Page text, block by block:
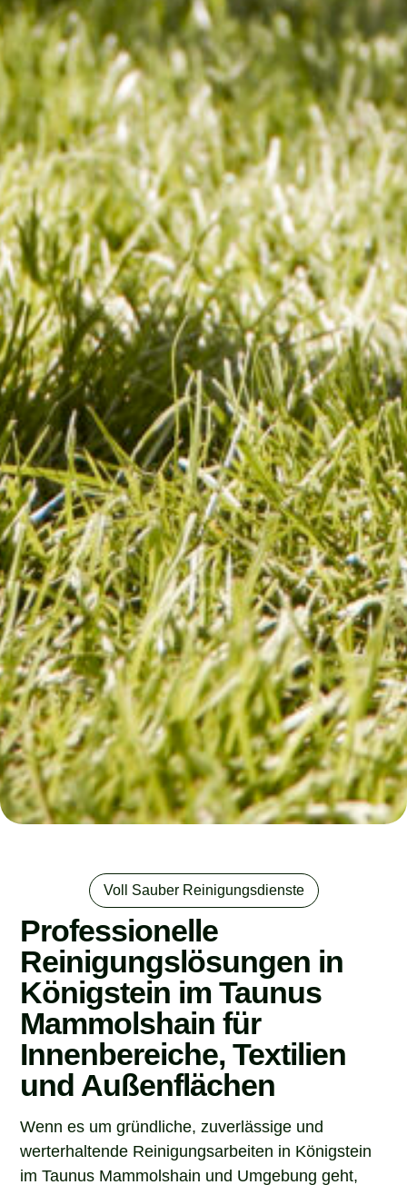
Voll Sauber Reinigungsdienste
Professionelle
Reinigungslösungen in
Königstein im Taunus
Mammolshain für
Innenbereiche, Textilien
und Außenflächen
Wenn es um gründliche, zuverlässige und
werterhaltende Reinigungsarbeiten in Königstein
im Taunus Mammolshain und Umgebung geht,